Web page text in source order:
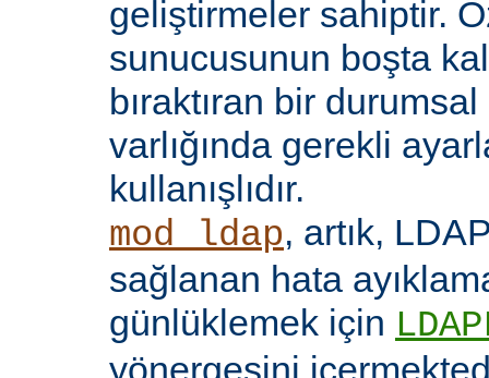
geliştirmeler sahiptir.
sunucusunun boşta
bıraktıran bir
varlığında gerekli
kullanışlıdır.
mod_ldap, artık,
sağlanan hata
günlüklemek için